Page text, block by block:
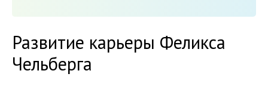
Развитие карьеры Феликса
Чельберга